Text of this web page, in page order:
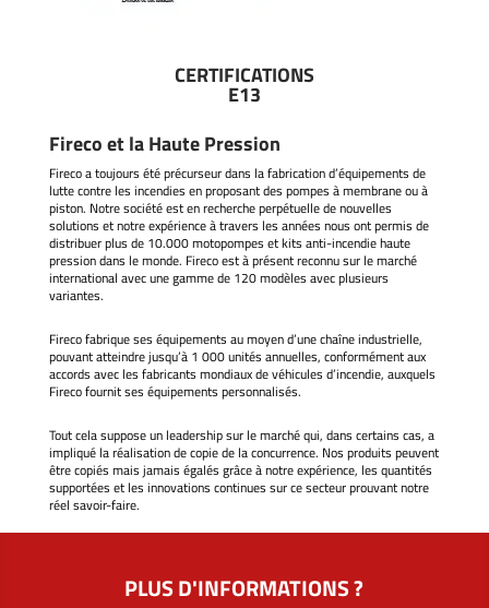
CERTIFICATIONS
E13
Fireco et la Haute Pression
Fireco a toujours été précurseur dans la fabrication d’équipements de
lutte contre les incendies en proposant des pompes à membrane ou à
piston. Notre société est en recherche perpétuelle de nouvelles
solutions et notre expérience à travers les années nous ont permis de
distribuer plus de 10.000 motopompes et kits anti-incendie haute
pression dans le monde. Fireco est à présent reconnu sur le marché
international avec une gamme de 120 modèles avec plusieurs
variantes.
Fireco fabrique ses équipements au moyen d’une chaîne industrielle,
pouvant atteindre jusqu’à 1 000 unités annuelles, conformément aux
accords avec les fabricants mondiaux de véhicules d’incendie, auxquels
Fireco fournit ses équipements personnalisés.
Tout cela suppose un leadership sur le marché qui, dans certains cas, a
impliqué la réalisation de copie de la concurrence. Nos produits peuvent
être copiés mais jamais égalés grâce à notre expérience, les quantités
supportées et les innovations continues sur ce secteur prouvant notre
réel savoir-faire.
PLUS D'INFORMATIONS ?